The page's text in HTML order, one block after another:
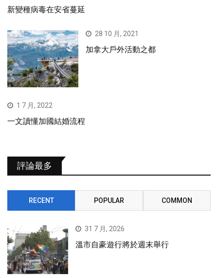
新變種病毒在安省蔓延
28 10 月, 2021
加拿大戶外活動之都
1 7 月, 2022
一文讀懂加國結婚流程
評論最多
RECENT POPULAR COMMON
31 7 月, 2026
溫市自豪遊行將於週末舉行